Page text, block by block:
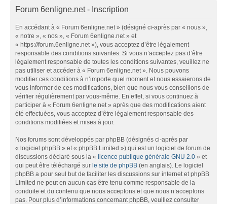
Forum 6enligne.net - Inscription
En accédant à « Forum 6enligne.net » (désigné ci-après par « nous »,
« notre », « nos », « Forum 6enligne.net » et
« https://forum.6enligne.net »), vous acceptez d’être légalement
responsable des conditions suivantes. Si vous n’acceptez pas d’être
légalement responsable de toutes les conditions suivantes, veuillez ne
pas utiliser et accéder à « Forum 6enligne.net ». Nous pouvons
modifier ces conditions à n’importe quel moment et nous essaierons de
vous informer de ces modifications, bien que nous vous conseillons de
vérifier régulièrement par vous-même. En effet, si vous continuez à
participer à « Forum 6enligne.net » après que des modifications aient
été effectuées, vous acceptez d’être légalement responsable des
conditions modifiées et mises à jour.
Nos forums sont développés par phpBB (désignés ci-après par
« logiciel phpBB » et « phpBB Limited ») qui est un logiciel de forum de
discussions déclaré sous la « licence publique générale GNU 2.0 » et
qui peut être téléchargé sur le site de phpBB (en anglais). Le logiciel
phpBB a pour seul but de faciliter les discussions sur internet et phpBB
Limited ne peut en aucun cas être tenu comme responsable de la
conduite et du contenu que nous acceptons et que nous n’acceptons
pas. Pour plus d’informations concernant phpBB, veuillez consulter